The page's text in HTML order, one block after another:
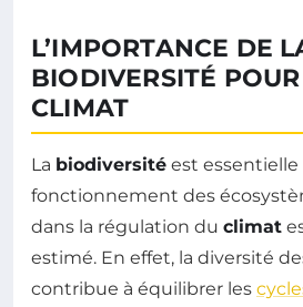
L’IMPORTANCE DE
BIODIVERSITÉ
CLIMAT
La biodiversité est
fonctionnement des
dans la régulation du climat
estimé. En effet, la diversité
contribue à équilibrer les